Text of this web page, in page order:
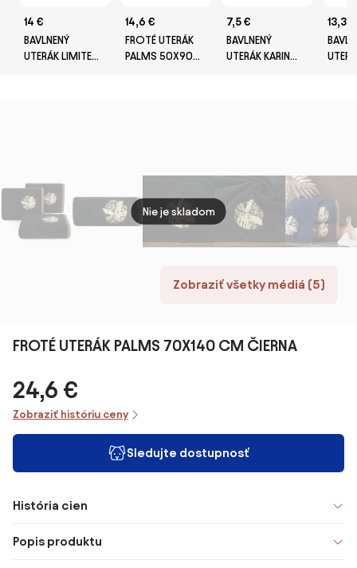
14 €
BAVLNENÝ
UTERÁK LIMITED
14,6 €
FROTÉ UTERÁK
PALMS 50X90
7,5 €
BAVLNENÝ
UTERÁK KARIN
13,3 €
Zobraziť všetky médiá (5)
Nie je skladom
FROTÉ UTERÁK PALMS 70X140 CM ČIERNA
24,6 €
Zobraziť históriu ceny
Sledujte dostupnosť
História cien
Popis produktu